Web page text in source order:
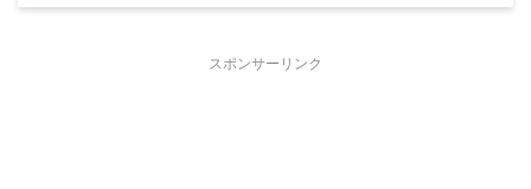
スポンサーリンク